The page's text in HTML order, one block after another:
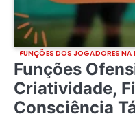
FUNÇÕES DOS JOGADORES
Funções
Criatividade,
Consciência